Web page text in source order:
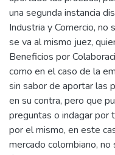
una segunda instancia
Industria y Comercio, no
se va al mismo juez,
Beneficios por
como en el caso de la
sin sabor de aportar las
en su contra, pero que
preguntas o indagar por
por el mismo, en este
mercado colombiano,